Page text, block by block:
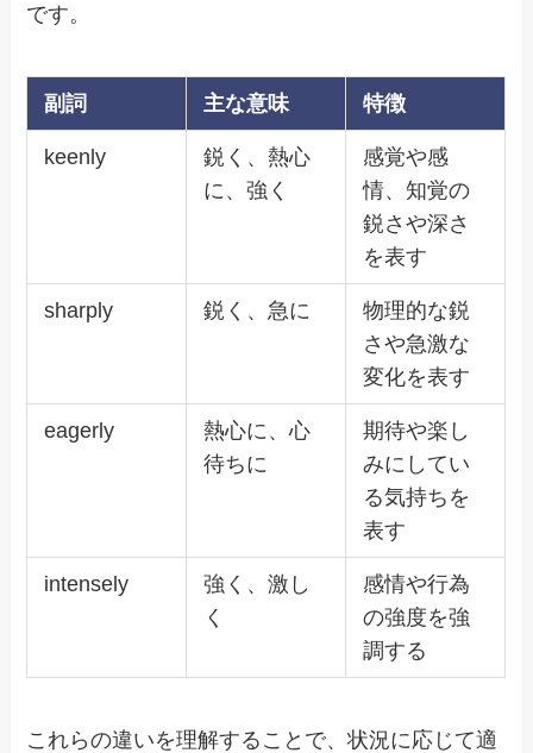
です。
副詞 主な意味 特徴
keenly
鋭く、熱心
に、強く
感覚や感
情、知覚の
鋭さや深さ
を表す
sharply 鋭く、急に
物理的な鋭
さや急激な
変化を表す
eagerly
熱心に、心
待ちに
期待や楽し
みにしてい
る気持ちを
表す
intensely
強く、激し
く
感情や行為
の強度を強
調する
これらの違いを理解することで、状況に応じて適